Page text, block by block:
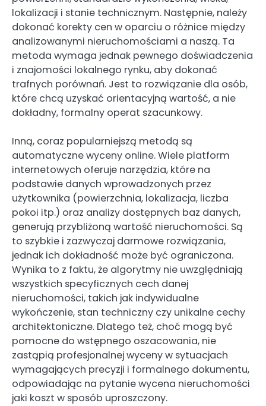
lokalizacji i stanie technicznym. Następnie, należy
dokonać korekty cen w oparciu o różnice między
analizowanymi nieruchomościami a naszą. Ta
metoda wymaga jednak pewnego doświadczenia
i znajomości lokalnego rynku, aby dokonać
trafnych porównań. Jest to rozwiązanie dla osób,
które chcą uzyskać orientacyjną wartość, a nie
dokładny, formalny operat szacunkowy.
Inną, coraz popularniejszą metodą są
automatyczne wyceny online. Wiele platform
internetowych oferuje narzędzia, które na
podstawie danych wprowadzonych przez
użytkownika (powierzchnia, lokalizacja, liczba
pokoi itp.) oraz analizy dostępnych baz danych,
generują przybliżoną wartość nieruchomości. Są
to szybkie i zazwyczaj darmowe rozwiązania,
jednak ich dokładność może być ograniczona.
Wynika to z faktu, że algorytmy nie uwzględniają
wszystkich specyficznych cech danej
nieruchomości, takich jak indywidualne
wykończenie, stan techniczny czy unikalne cechy
architektoniczne. Dlatego też, choć mogą być
pomocne do wstępnego oszacowania, nie
zastąpią profesjonalnej wyceny w sytuacjach
wymagających precyzji i formalnego dokumentu,
odpowiadając na pytanie wycena nieruchomości
jaki koszt w sposób uproszczony.